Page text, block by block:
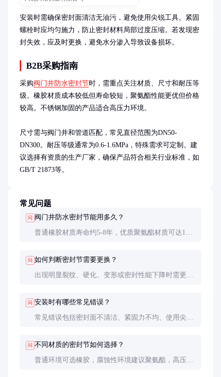
安装时需确保密封面清洁无油污，避免使用尖锐工具。紧固
螺栓时应均匀施力，防止密封材料局部过度压缩。若发现密
封失效，应及时更换，避免水分渗入导致设备损坏。
B2B采购指南
采购阀门井防水密封节时，需重点关注材质、尺寸和耐压等
级。橡胶材质成本较低但寿命较短，聚氨酯性能更优但价格
较高。不锈钢加固的产品适合高压力环境。
尺寸需与阀门井和管道匹配，常见直径范围为DN50-
DN300。耐压等级通常为0.6-1.6MPa，特殊需求可定制。建
议选择有资质的生产厂家，确保产品符合相关行业标准，如
GB/T 21873等。
常见问题
问 阀门井防水密封节能用多久？
普通橡胶材质寿命约5-8年，优质聚氨酯材质可达10
问 如何判断密封节需要更换？
出现明显裂纹、硬化、变形或密封性能下降时需更
问 安装时有哪些常见错误？
常见错误包括密封面不清洁、紧固力不均、使用尖锐
问 不同材质的密封节如何选择？
普通环境可选橡胶，腐蚀性环境建议聚氨酯，高压力